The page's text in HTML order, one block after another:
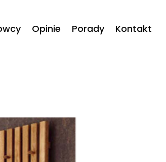
Opinie Porady Kontakt